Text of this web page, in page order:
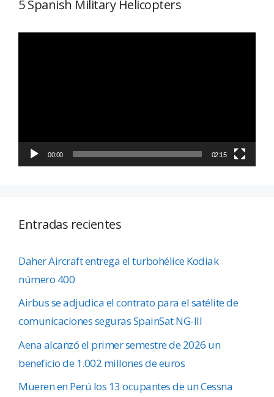
5 Spanish Military Helicopters
00:00 02:15
Entradas recientes
Daher Aircraft entrega el turbohélice Kodiak
número 400
Airbus se adjudica el contrato para el satélite de
comunicaciones seguras SpainSat NG-III
Aena alcanzó el primer semestre de 2026 un
beneficio de 1.002 millones de euros
Mueren en Perú los 13 ocupantes de un Cessna